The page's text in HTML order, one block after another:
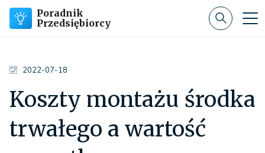
Poradnik
Przedsiębiorcy
2022-07-18
Koszty montażu środka
trwałego a wartość